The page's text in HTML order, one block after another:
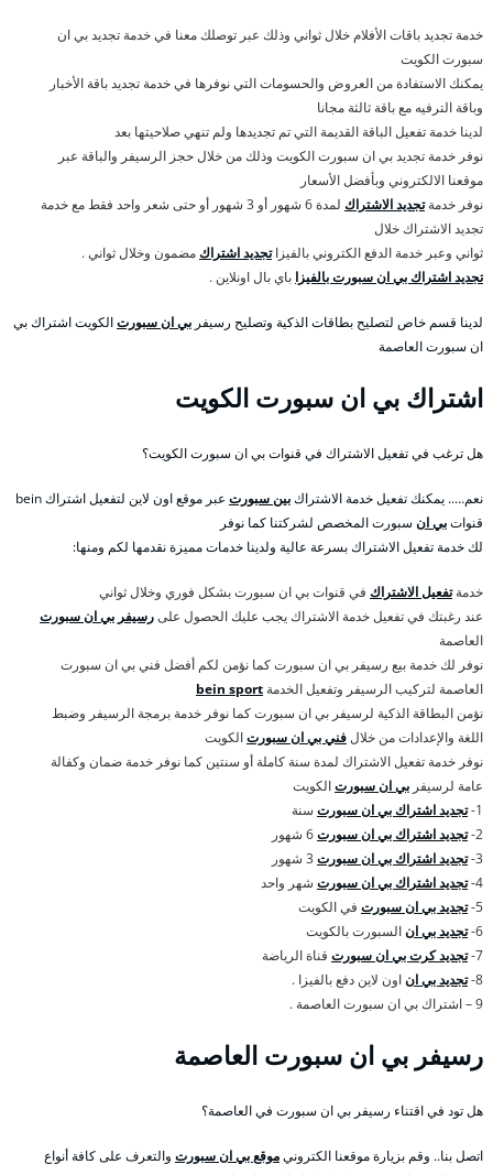
خدمة تجديد باقات الأفلام خلال ثواني وذلك عبر توصلك معنا في خدمة تجديد بي ان
سبورت الكويت
يمكنك الاستفادة من العروض والحسومات التي نوفرها في خدمة تجديد باقة الأخبار
وباقة الترفيه مع باقة ثالثة مجانا
لدينا خدمة تفعيل الباقة القديمة التي تم تجديدها ولم تنهي صلاحيتها بعد
نوفر خدمة تجديد بي ان سبورت الكويت وذلك من خلال حجز الرسيفر والباقة عبر
موقعنا الالكتروني وبأفضل الأسعار
نوفر خدمةتجديد الاشتراك
لمدة 6 شهور أو 3 شهور أو حتى شعر واحد فقط مع خدمة
تجديد الاشتراك خلال
ثواني وعبر خدمة الدفع الكتروني بالفيزاتجديد اشتراك مضمون وخلال ثواني .
تجديد اشتراك بي ان سبورت بالفيزا باي بال اونلاين .
لدينا قسم خاص لتصليح بطاقات الذكية وتصليح رسيفر بي ان سبورتالكويت اشتراك بي
ان سبورت العاصمة
اشتراك بي ان سبورت الكويت
هل ترغب في تفعيل الاشتراك في قنوات بي ان سبورت الكويت؟
نعم….. يمكنك تفعيل خدمة الاشتراكبين سبورت
عبر موقع اون لاين لتفعيل اشتراك bein
قنواتبي ان سبورت المخصص لشركتنا كما نوفر
لك خدمة تفعيل الاشتراك بسرعة عالية ولدينا خدمات مميزة نقدمها لكم ومنها:
خدمةتفعيل الاشتراك في قنوات بي ان سبورت بشكل فوري وخلال ثواني
عند رغبتك في تفعيل خدمة الاشتراك يجب عليك الحصول علىرسيفر بي ان سبورت
العاصمة
نوفر لك خدمة بيع رسيفر بي ان سبورت كما نؤمن لكم أفضل فني بي ان سبورت
العاصمة لتركيب الرسيفر وتفعيل الخدمة bein sport
نؤمن البطاقة الذكية لرسيفر بي ان سبورت كما نوفر خدمة برمجة الرسيفر وضبط
اللغة والإعدادات من خلالفني بي ان سبورتالكويت
نوفر خدمة تفعيل الاشتراك لمدة سنة كاملة أو سنتين كما نوفر خدمة ضمان وكفالة
عامة لرسيفر بي ان سبورتالكويت
1- تجديد اشتراك بي ان سبورت سنة
2- تجديد اشتراك بي ان سبورت
3- تجديد اشتراك بي ان سبورت
4- تجديد اشتراك بي ان سبورت شهر واحد
5- تجديد بي ان سبورت في الكويت
6- تجديد بي انالسبورت بالكويت
7- تجديد كرت بي ان سبورت قناة الرياضة
8- تجديد بي اناون لاين دفع بالفيزا .
9 – اشتراك بي ان سبورت العاصمة .
رسيفر بي ان سبورت العاصمة
هل تود في اقتناء رسيفر بي ان سبورت في العاصمة؟
اتصل بنا.. وقم بزيارة موقعنا الكترونيموقع بي ان سبورت والتعرف على كافة أنواع